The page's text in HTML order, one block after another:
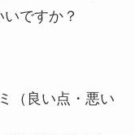
ですか？
（良い点・悪い